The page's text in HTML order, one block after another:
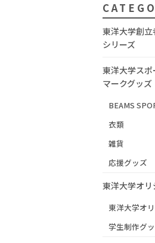
東洋大学創
シリーズ
東洋大学ス
マークグッズ
BEAMS
衣類
雑貨
応援グッズ
東洋大学オ
東洋大学オ
学生制作グ